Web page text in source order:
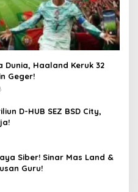
Dunia, Haaland Keruk 32
Geger!
D-HUB SEZ BSD City,
Siber! Sinar Mas Land &
Guru!